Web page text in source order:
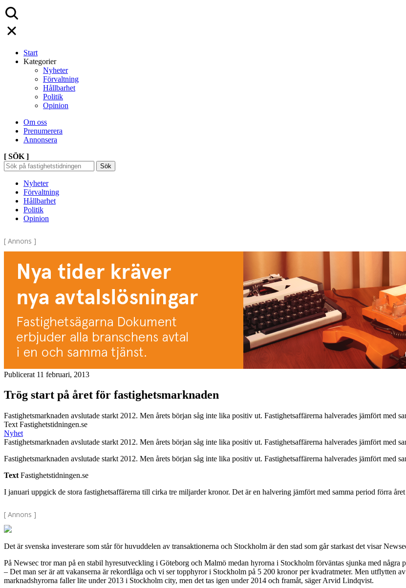
Start
Kategorier
Nyheter
Förvaltning
Hållbarhet
Politik
Opinion
Om oss
Prenumerera
Annonsera
[ SÖK ]
Sök
efter:
Sök
Sök
Nyheter
Förvaltning
Hållbarhet
Politik
Opinion
[ Annons ]
Publicerat 11 februari, 2013
Trög start på året för fastighetsmarknaden
Fastighetsmarknaden avslutade starkt 2012. Men årets början såg inte lika positiv ut. Fastighetsaffärerna halverades jämfört med
Text Fastighetstidningen.se
Nyhet
Fastighetsmarknaden avslutade starkt 2012. Men årets början såg inte lika positiv ut. Fastighetsaffärerna halverades jämfört med
Fastighetsmarknaden avslutade starkt 2012. Men årets början såg inte lika positiv ut. Fastighetsaffärerna halverades jämfört med
Text Fastighetstidningen.se
I januari uppgick de stora fastighetsaffärerna till cirka tre miljarder kronor. Det är en halvering jämfört med samma period förra
[ Annons ]
Det är svenska investerare som står för huvuddelen av transaktionerna och Stockholm är den stad som går starkast det visar
På Newsec tror man på en stabil hyresutveckling i Göteborg och Malmö medan hyrorna i Stockholm förväntas sjunka med några
– Det man ser är att vakanserna är rekordlåga och vi ser topphyror i Stockholm på 5 200 kronor per kvadratmeter. Men utflytten
marknadshyrorna faller lite under 2013 i Stockholm city, men det tas igen under 2014 och framåt, säger Arvid Lindqvist.